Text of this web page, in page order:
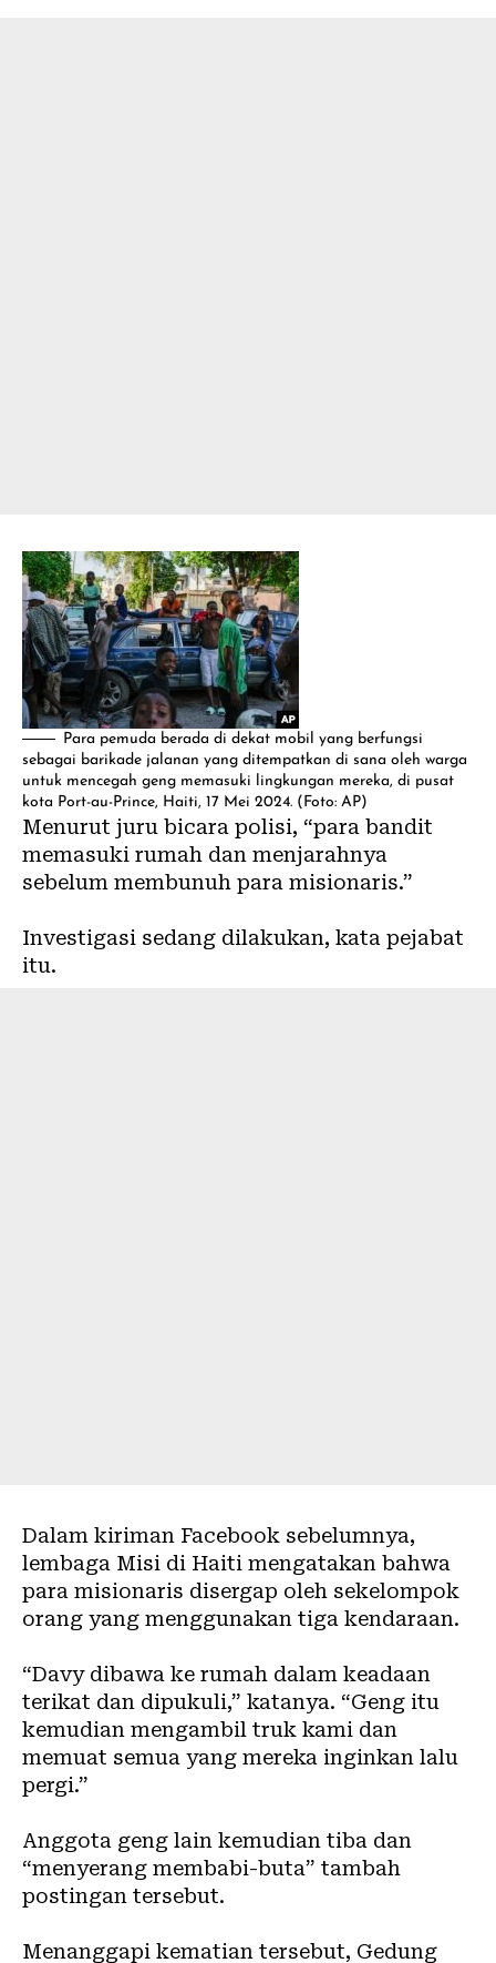
Para pemuda berada di dekat mobil yang berfungsi
sebagai barikade jalanan yang ditempatkan di sana oleh warga
untuk mencegah geng memasuki lingkungan mereka, di pusat
kota Port-au-Prince, Haiti, 17 Mei 2024. (Foto: AP)
Menurut juru bicara polisi, “para bandit
memasuki rumah dan menjarahnya
sebelum membunuh para misionaris.”
Investigasi sedang dilakukan, kata pejabat
itu.
Dalam kiriman Facebook sebelumnya,
lembaga Misi di Haiti mengatakan bahwa
para misionaris disergap oleh sekelompok
orang yang menggunakan tiga kendaraan.
“Davy dibawa ke rumah dalam keadaan
terikat dan dipukuli,” katanya. “Geng itu
kemudian mengambil truk kami dan
memuat semua yang mereka inginkan lalu
pergi.”
Anggota geng lain kemudian tiba dan
“menyerang membabi-buta” tambah
postingan tersebut.
Menanggapi kematian tersebut, Gedung